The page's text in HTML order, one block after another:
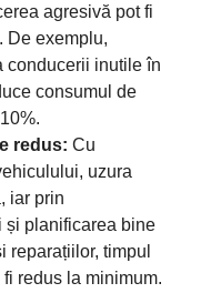
agresivă pot fi
De exemplu,
conducerii inutile în
consumul de
redus: Cu
uzura
iar prin
și planificarea bine
reparațiilor, timpul
redus la minimum.